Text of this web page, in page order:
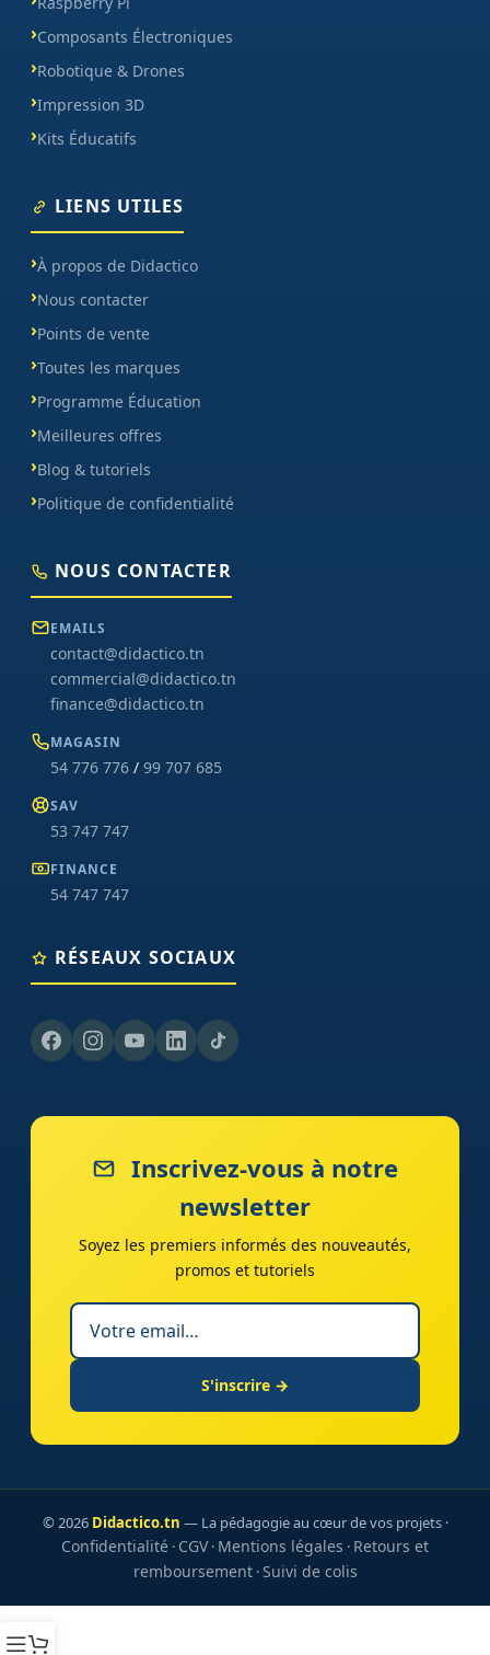
Composants Électroniques
Robotique & Drones
Impression 3D
Kits Éducatifs
LIENS UTILES
À propos de Didactico
Nous contacter
Points de vente
Toutes les marques
Programme Éducation
Meilleures offres
Blog & tutoriels
Politique de confidentialité
NOUS CONTACTER
EMAILS
contact@didactico.tn
commercial@didactico.tn
finance@didactico.tn
MAGASIN
54 776 776 / 99 707 685
SAV
53 747 747
FINANCE
54 747 747
RÉSEAUX SOCIAUX
Inscrivez-vous à notre
newsletter
Soyez les premiers informés des nouveautés,
promos et tutoriels
S'inscrire →
© 2026 Didactico.tn — La pédagogie au cœur de vos projets ·
Confidentialité · CGV· Mentions légales · Retours et
remboursement·Suivi de colis